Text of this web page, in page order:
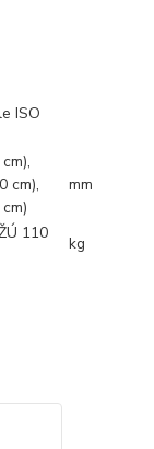
ISO
cm),
mm
110
kg